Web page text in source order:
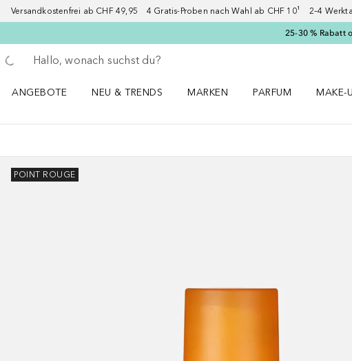
Versandkostenfrei ab CHF 49,95 4 Gratis-Proben nach Wahl ab CHF 10¹ 2–4
25-30 % Rabatt
Gehe zurück
Suche ausführen
ANGEBOTE
NEU & TRENDS
MARKEN
PARFUM
MAKE-
POINT ROUGE